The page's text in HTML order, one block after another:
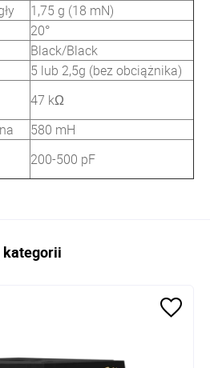
1,75 g (18 mN)
20°
Black/Black
5 lub 2,5g (bez obciążnika)
47 kΩ
580 mH
200-500 pF
kategorii